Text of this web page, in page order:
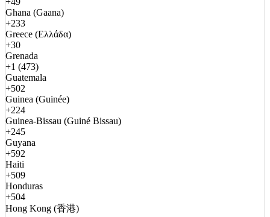
Ghana (Gaana)
+233
Greece (Ελλάδα)
+30
Grenada
+1 (473)
Guatemala
+502
Guinea (Guinée)
+224
Guinea-Bissau (Guiné Bissau)
+245
Guyana
+592
Haiti
+509
Honduras
+504
Hong Kong (香港)